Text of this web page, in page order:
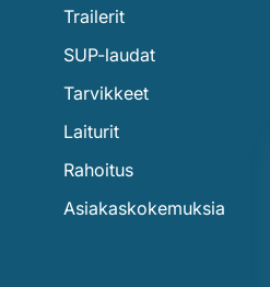
Trailerit
SUP-laudat
Tarvikkeet
Laiturit
Rahoitus
Asiakaskokemuksia